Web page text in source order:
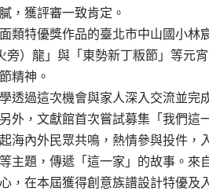
，獲評審一致肯定。
類特優獎作品的臺北市中山國小林
旁）龍」與「東勢新丁粄節」等元
精神。
透過這次機會與家人深入交流並完
外，文獻館首次嘗試募集「我們這
海內外民眾共鳴，熱情參與投件，
主題，傳遞「這一家」的故事。來
，在本屆獲得創意族譜設計特優及